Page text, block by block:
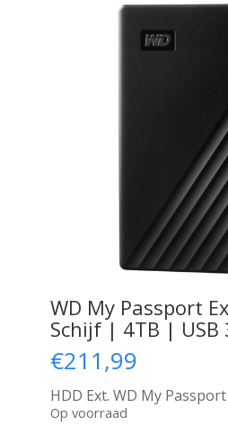
WD My Passport
Schijf | 4TB |
€211,99
HDD Ext. WD My
Op voorraad